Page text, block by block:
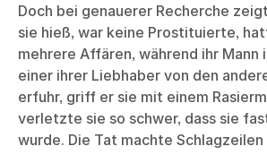
Doch bei genauerer Recherche
sie hieß, war keine Prostituierte,
mehrere Affären, während ihr Mann
einer ihrer Liebhaber von den
erfuhr, griff er sie mit einem
verletzte sie so schwer, dass sie
wurde. Die Tat machte